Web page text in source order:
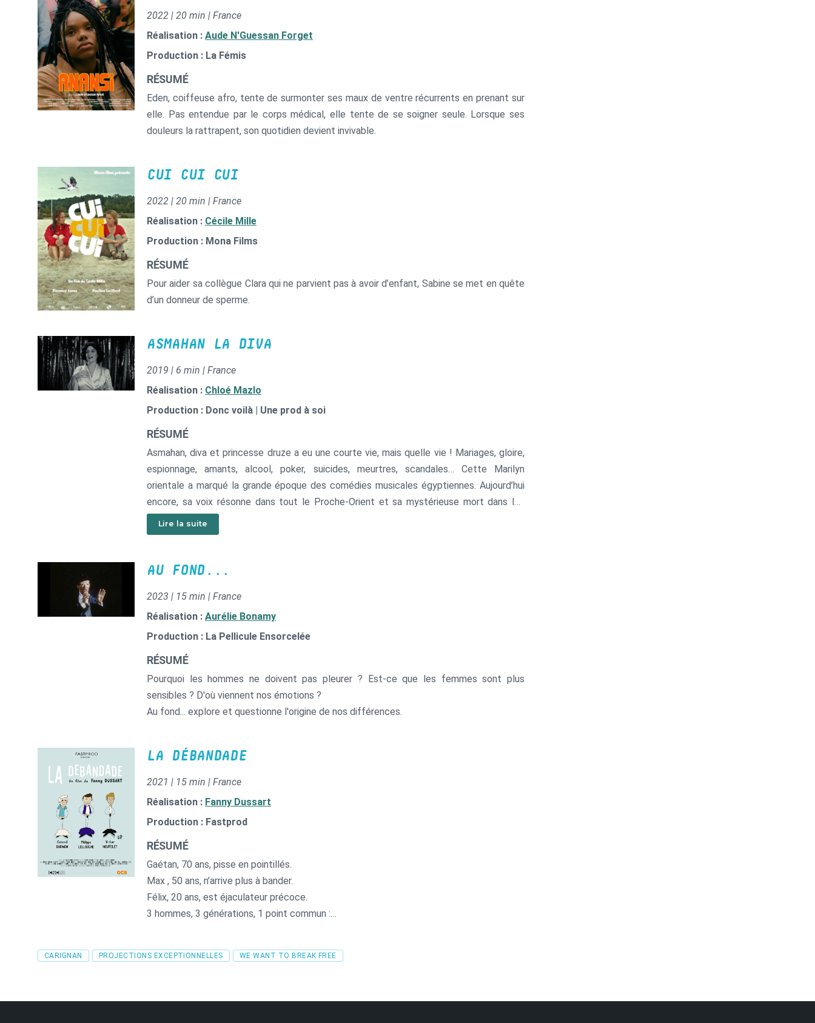
2022 | 20 min | France
Réalisation : Aude N'Guessan Forget
Production : La Fémis
RÉSUMÉ
Eden, coiffeuse afro, tente de surmonter ses maux de ventre récurrents en prenant sur
elle. Pas entendue par le corps médical, elle tente de se soigner seule. Lorsque ses
douleurs la rattrapent, son quotidien devient invivable.
CUI CUI CUI
2022 | 20 min | France
Réalisation : Cécile Mille
Production : Mona Films
RÉSUMÉ
Pour aider sa collègue Clara qui ne parvient pas à avoir d’enfant, Sabine se met en quête
d’un donneur de sperme.
ASMAHAN LA DIVA
2019 | 6 min | France
Réalisation : Chloé Mazlo
Production : Donc voilà | Une prod à soi
RÉSUMÉ
Asmahan, diva et princesse druze a eu une courte vie, mais quelle vie ! Mariages, gloire,
espionnage, amants, alcool, poker, suicides, meurtres, scandales… Cette Marilyn
orientale a marqué la grande époque des comédies musicales égyptiennes. Aujourd’hui
encore, sa voix résonne dans tout le Proche-Orient et sa mystérieuse mort dans les
eaux du Nil continue d’alimenter les plus folles rumeurs...
Lire la suite
AU FOND...
2023 | 15 min | France
Réalisation : Aurélie Bonamy
Production : La Pellicule Ensorcelée
RÉSUMÉ
Pourquoi les hommes ne doivent pas pleurer ? Est-ce que les femmes sont plus
sensibles ? D'où viennent nos émotions ?
Au fond... explore et questionne l'origine de nos différences.
LA DÉBANDADE
2021 | 15 min | France
Réalisation : Fanny Dussart
Production : Fastprod
RÉSUMÉ
Gaétan, 70 ans, pisse en pointillés.
Max , 50 ans, n’arrive plus à bander.
Félix, 20 ans, est éjaculateur précoce.
3 hommes, 3 générations, 1 point commun :
Tags
CARIGNAN PROJECTIONS EXCEPTIONNELLES WE WANT TO BREAK FREE